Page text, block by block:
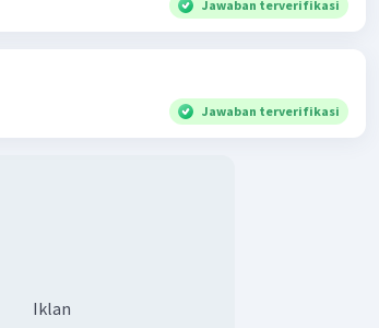
yang luas dan membutuhkan perlawanan
untuk mengendalikannya.
Jawaban terverifikasi
Jawaban terverifikasi
Iklan